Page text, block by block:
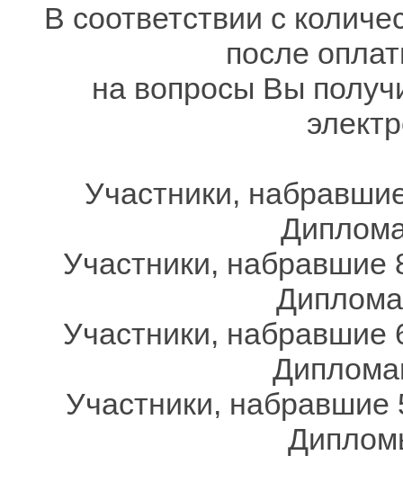
В соответствии с
после
на вопросы Вы
Участники,
Участники, набравшие
Участники, набравшие
Участники,